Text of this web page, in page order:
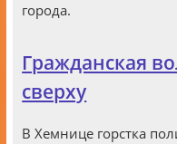
города.
Гражданская
сверху
В Хемнице горстка